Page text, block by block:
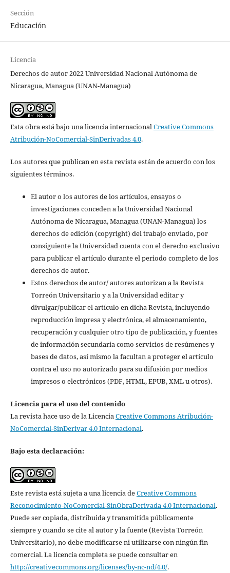
Sección
Educación
Licencia
Derechos de autor 2022 Universidad Nacional Autónoma de
Nicaragua, Managua (UNAN-Managua)
Esta obra está bajo una licencia internacionalCreative Commons
Atribución-NoComercial-SinDerivadas 4.0.
Los autores que publican en esta revista están de acuerdo con los
siguientes términos.
El autor o los autores de los artículos, ensayos o
investigaciones conceden a la Universidad Nacional
Autónoma de Nicaragua, Managua (UNAN-Managua) los
derechos de edición (copyright) del trabajo enviado, por
consiguiente la Universidad cuenta con el derecho exclusivo
para publicar el artículo durante el periodo completo de los
derechos de autor.
Estos derechos de autor/ autores autorizan a la Revista
Torreón Universitario y a la Universidad editar y
divulgar/publicar el artículo en dicha Revista, incluyendo
reproducción impresa y electrónica, el almacenamiento,
recuperación y cualquier otro tipo de publicación, y fuentes
de información secundaria como servicios de resúmenes y
bases de datos, así mismo la facultan a proteger el artículo
contra el uso no autorizado para su difusión por medios
impresos o electrónicos (PDF, HTML, EPUB, XML u otros).
Licencia para el uso del contenido
La revista hace uso de la LicenciaCreative Commons Atribución-
NoComercial-SinDerivar 4.0 Internacional.
Bajo esta declaración:
Este revista está sujeta a una licencia deCreative Commons
Reconocimiento-NoComercial-SinObraDerivada 4.0 Internacional.
Puede ser copiada, distribuida y transmitida públicamente
siempre y cuando se cite al autor y la fuente (Revista Torreón
Universitario), no debe modificarse ni utilizarse con ningún fin
comercial. La licencia completa se puede consultar en
http://creativecommons.org/licenses/by-nc-nd/4.0/.